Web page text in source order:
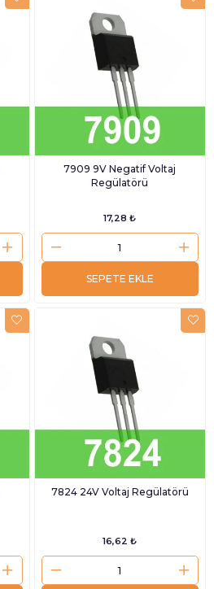
7909 9V Negatif Voltaj
Regülatörü
17,28 ₺
SEPETE EKLE
7824 24V Voltaj Regülatörü
16,62 ₺